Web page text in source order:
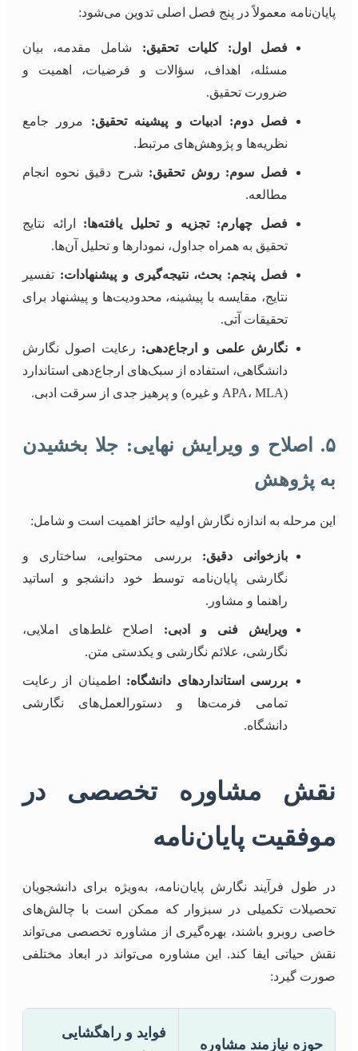
پایان‌نامه معمولاً در پنج فصل اصلی تدوین می‌شود:
فصل اول: کلیات تحقیق: شامل مقدمه، بیان
مسئله، اهداف، سؤالات و فرضیات، اهمیت و
ضرورت تحقیق.
فصل دوم: ادبیات و پیشینه تحقیق: مرور جامع
نظریه‌ها و پژوهش‌های مرتبط.
فصل سوم: روش تحقیق: شرح دقیق نحوه انجام
مطالعه.
فصل چهارم: تجزیه و تحلیل یافته‌ها: ارائه نتایج
تحقیق به همراه جداول، نمودارها و تحلیل آن‌ها.
فصل پنجم: بحث، نتیجه‌گیری و پیشنهادات: تفسیر
نتایج، مقایسه با پیشینه، محدودیت‌ها و پیشنهاد برای
تحقیقات آتی.
نگارش علمی و ارجاع‌دهی: رعایت اصول نگارش
دانشگاهی، استفاده از سبک‌های ارجاع‌دهی استاندارد
(APA، MLA و غیره) و پرهیز جدی از سرقت ادبی.
۵. اصلاح و ویرایش نهایی: جلا بخشیدن
به پژوهش
این مرحله به اندازه نگارش اولیه حائز اهمیت است و شامل:
بازخوانی دقیق: بررسی محتوایی، ساختاری و
نگارشی پایان‌نامه توسط خود دانشجو و اساتید
راهنما و مشاور.
ویرایش فنی و ادبی: اصلاح غلط‌های املایی،
نگارشی، علائم نگارشی و یکدستی متن.
بررسی استانداردهای دانشگاه: اطمینان از رعایت
تمامی فرمت‌ها و دستورالعمل‌های نگارشی
دانشگاه.
نقش مشاوره تخصصی در
موفقیت پایان‌نامه
در طول فرآیند نگارش پایان‌نامه، به‌ویژه برای دانشجویان
تحصیلات تکمیلی در سبزوار که ممکن است با چالش‌های
خاصی روبرو باشند، بهره‌گیری از مشاوره تخصصی می‌تواند
نقش حیاتی ایفا کند. این مشاوره می‌تواند در ابعاد مختلفی
صورت گیرد:
حوزه نیازمند مشاوره
فواید و راهگشایی